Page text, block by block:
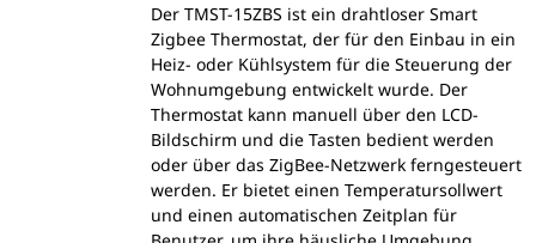
Der TMST-15ZBS ist ein drahtloser Smart
Zigbee Thermostat, der für den Einbau in ein
Heiz- oder Kühlsystem für die Steuerung der
Wohnumgebung entwickelt wurde. Der
Thermostat kann manuell über den LCD-
Bildschirm und die Tasten bedient werden
oder über das ZigBee-Netzwerk ferngesteuert
werden. Er bietet einen Temperatursollwert
und einen automatischen Zeitplan für